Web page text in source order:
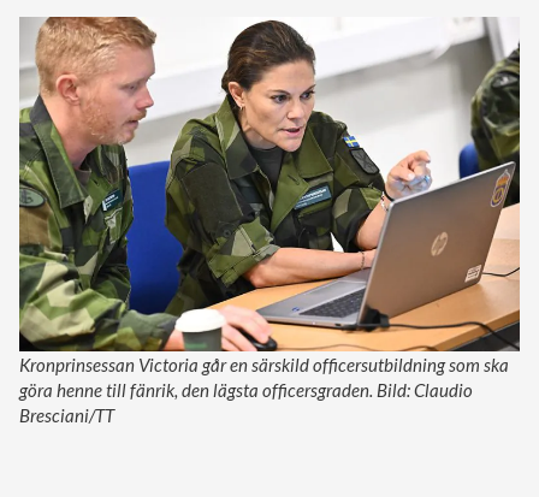
Kronprinsessan Victoria går en särskild officersutbildning som ska
göra henne till fänrik, den lägsta officersgraden. Bild: Claudio
Bresciani/TT